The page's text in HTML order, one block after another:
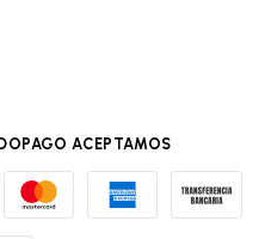
ACEPTAMOS